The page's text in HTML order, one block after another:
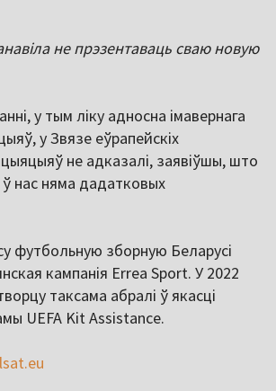
не прэзентаваць сваю новую
у тым ліку адносна імавернага
у Звязе еўрапейскіх
не адказалі, заявіўшы, што
ў нас няма дадатковых
футбольную зборную Беларусі
кампанія Errea Sport. У 2022
таксама абралі ў якасці
UEFA Kit Assistance.